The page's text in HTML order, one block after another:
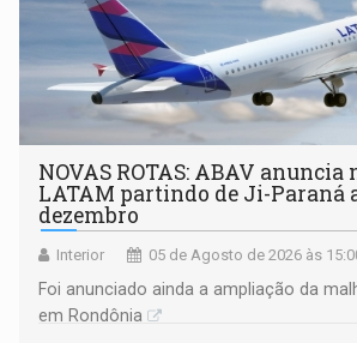
NOVAS ROTAS: ABAV
LATAM partindo de Ji-Paraná
dezembro
Interior 05 de Agosto de 2026 às
Foi anunciado ainda a ampliação da
em Rondônia